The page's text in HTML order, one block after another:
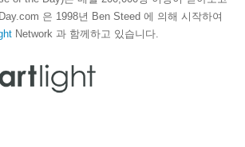
은 1998년 Ben Steed 에 의해 시작하여
Network 과 함께하고 있습니다.